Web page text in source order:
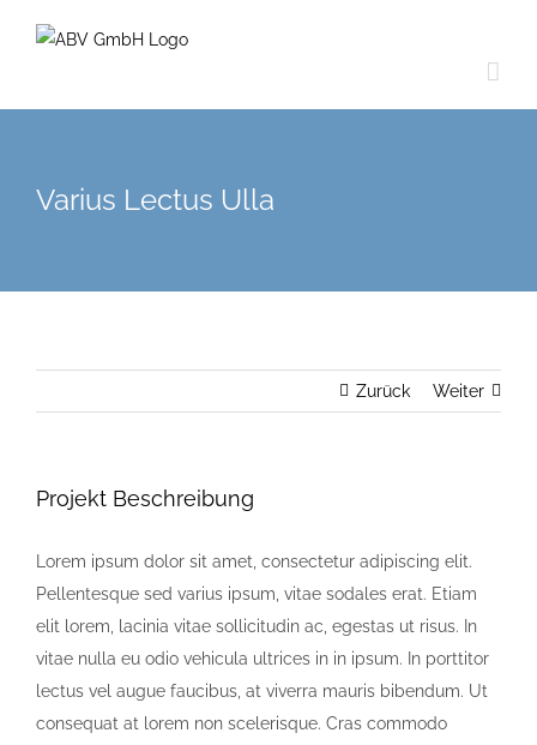
Inhalt
Varius Lectus Ulla
Zurück Weiter
Projekt Beschreibung
Lorem ipsum dolor sit amet, consectetur adipiscing elit.
Pellentesque sed varius ipsum, vitae sodales erat. Etiam
elit lorem, lacinia vitae sollicitudin ac, egestas ut risus. In
vitae nulla eu odio vehicula ultrices in in ipsum. In porttitor
lectus vel augue faucibus, at viverra mauris bibendum. Ut
consequat at lorem non scelerisque. Cras commodo